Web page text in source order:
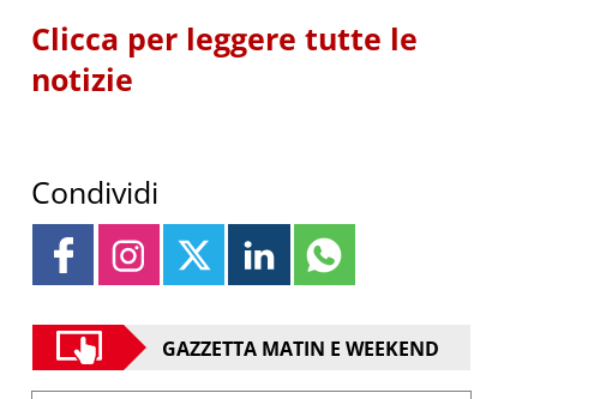
Clicca per leggere tutte le
notizie
Condividi
GAZZETTA MATIN E WEEKEND